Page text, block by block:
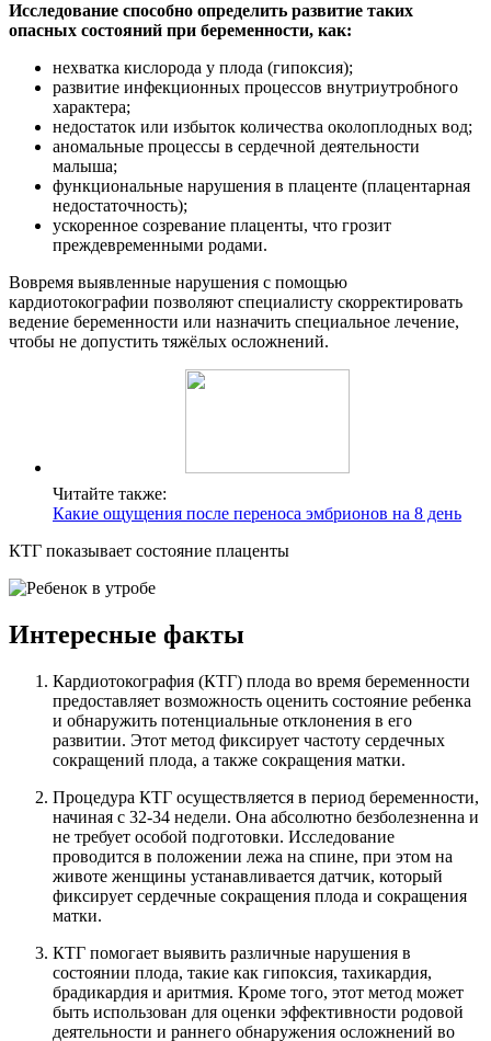
Исследование способно определить развитие таких
опасных состояний при беременности, как:
нехватка кислорода у плода (гипоксия);
развитие инфекционных процессов внутриутробного
характера;
недостаток или избыток количества околоплодных вод;
аномальные процессы в сердечной деятельности
малыша;
функциональные нарушения в плаценте (плацентарная
недостаточность);
ускоренное созревание плаценты, что грозит
преждевременными родами.
Вовремя выявленные нарушения с помощью
кардиотокографии позволяют специалисту скорректировать
ведение беременности или назначить специальное лечение,
чтобы не допустить тяжёлых осложнений.
Читайте также:
Какие ощущения после переноса эмбрионов на 8 день
КТГ показывает состояние плаценты
Интересные факты
Кардиотокография (КТГ) плода во время беременности
предоставляет возможность оценить состояние ребенка
и обнаружить потенциальные отклонения в его
развитии. Этот метод фиксирует частоту сердечных
сокращений плода, а также сокращения матки.
Процедура КТГ осуществляется в период беременности,
начиная с 32-34 недели. Она абсолютно безболезненна и
не требует особой подготовки. Исследование
проводится в положении лежа на спине, при этом на
животе женщины устанавливается датчик, который
фиксирует сердечные сокращения плода и сокращения
матки.
КТГ помогает выявить различные нарушения в
состоянии плода, такие как гипоксия, тахикардия,
брадикардия и аритмия. Кроме того, этот метод может
быть использован для оценки эффективности родовой
деятельности и раннего обнаружения осложнений во